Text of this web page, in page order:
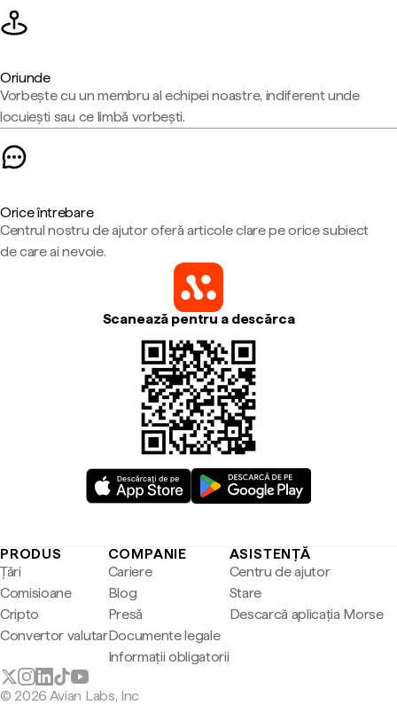
Oriunde
Vorbește cu un membru al echipei noastre, indiferent unde
locuiești sau ce limbă vorbești.
Orice întrebare
Centrul nostru de ajutor oferă articole clare pe orice subiect
de care ai nevoie.
Scanează pentru a descărca
PRODUS
Țări
Comisioane
Cripto
Convertor valutar
COMPANIE
Cariere
Blog
Presă
Documente legale
Informații obligatorii
ASISTENȚĂ
Centru de ajutor
Stare
Descarcă aplicația Morse
© 2026 Avian Labs, Inc